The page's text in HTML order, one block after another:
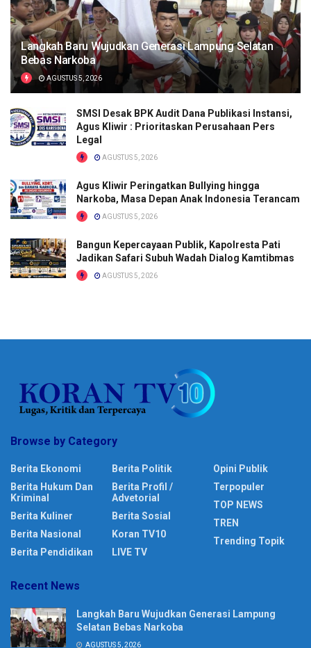
Langkah Baru Wujudkan Generasi Lampung Selatan
Bebas Narkoba
AGUSTUS 5, 2026
SMSI Desak BPK Audit Dana Publikasi Instansi,
Agus Kliwir : Prioritaskan Perusahaan Pers
Legal
AGUSTUS 5, 2026
Agus Kliwir Peringatkan Bullying hingga
Narkoba, Masa Depan Anak Indonesia Terancam
AGUSTUS 5, 2026
Bangun Kepercayaan Publik, Kapolresta Pati
Jadikan Safari Subuh Wadah Dialog Kamtibmas
AGUSTUS 5, 2026
Browse by Category
Berita Ekonomi
Berita Hukum Dan
Kriminal
Berita Kuliner
Berita Nasional
Berita Pendidikan
Berita Politik
Berita Profil /
Advetorial
Berita Sosial
Koran TV10
LIVE TV
Opini Publik
Terpopuler
TOP NEWS
TREN
Trending Topik
Recent News
Langkah Baru Wujudkan Generasi Lampung
Selatan Bebas Narkoba
AGUSTUS 5, 2026